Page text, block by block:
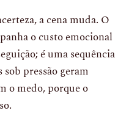
a cena muda. O
o custo emocional
é uma sequência
sob pressão geram
o medo, porque o